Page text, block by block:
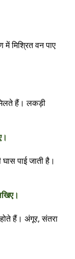
में मिश्रित वन पाए
मिलते हैं। लकड़ी
घास पाई जाती है।
होते हैं। अंगूर, संतरा